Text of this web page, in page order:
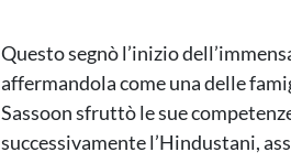
Questo segnò l’inizio
affermandola come una delle
Sassoon sfruttò le sue
successivamente l’Hindustani,